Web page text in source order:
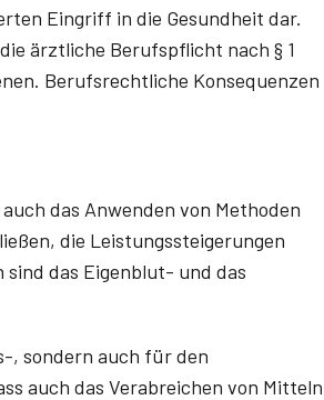
Eingriff in die Gesundheit dar.
ärztliche Berufspflicht nach § 1
Berufsrechtliche Konsequenzen
das Anwenden von Methoden
die Leistungssteigerungen
das Eigenblut- und das
, sondern auch für den
auch das Verabreichen von Mitteln